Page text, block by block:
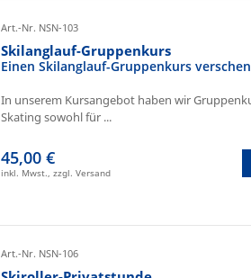
Art.-Nr. NSN-103
Skilanglauf-Gruppenkurs
Einen Skilanglauf-Gruppenkurs
In unserem Kursangebot haben wir
Skating sowohl für ...
45,00 €
inkl. Mwst., zzgl. Versand
Art.-Nr. NSN-106